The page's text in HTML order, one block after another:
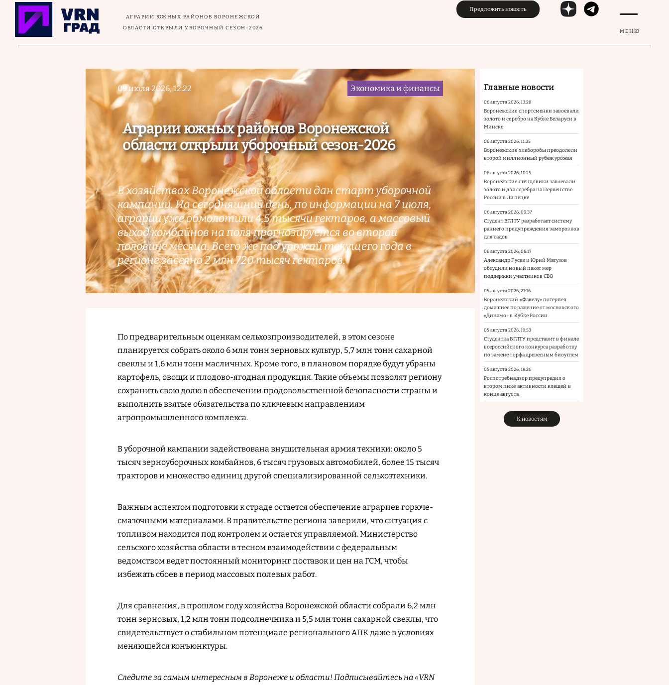
Перейти к основному содержанию
МЕНЮ
АГРАРИИ ЮЖНЫХ РАЙОНОВ ВОРОНЕЖСКОЙ
ОБЛАСТИ ОТКРЫЛИ УБОРОЧНЫЙ СЕЗОН-2026
Предложить новость
09 июля 2026, 12:22 Экономика и финансы
Аграрии южных районов Воронежской
области открыли уборочный сезон-2026
В хозяйствах Воронежской области дан старт уборочной
кампании. На сегодняшний день, по информации на 7 июля,
аграрии уже обмолотили 4,5 тысячи гектаров, а массовый
выход комбайнов на поля прогнозируется во второй
половине месяца. Всего же под урожай текущего года в
регионе засеяно 2 млн 720 тысяч гектаров.
По предварительным оценкам сельхозпроизводителей, в этом сезоне
планируется собрать около 6 млн тонн зерновых культур, 5,7 млн тонн сахарной
свеклы и 1,6 млн тонн масличных. Кроме того, в плановом порядке будут убраны
картофель, овощи и плодово-ягодная продукция. Такие объемы позволят региону
сохранить свою долю в обеспечении продовольственной безопасности страны и
выполнить взятые обязательства по ключевым направлениям
агропромышленного комплекса.
В уборочной кампании задействована внушительная армия техники: около 5
тысяч зерноуборочных комбайнов, 6 тысяч грузовых автомобилей, более 15 тысяч
тракторов и множество единиц другой специализированной сельхозтехники.
Важным аспектом подготовки к страде остается обеспечение аграриев горюче-
смазочными материалами. В правительстве региона заверили, что ситуация с
топливом находится под контролем и остается управляемой. Министерство
сельского хозяйства области в тесном взаимодействии с федеральным
ведомством ведет постоянный мониторинг поставок и цен на ГСМ, чтобы
избежать сбоев в период массовых полевых работ.
Для сравнения, в прошлом году хозяйства Воронежской области собрали 6,2 млн
тонн зерновых, 1,2 млн тонн подсолнечника и 5,5 млн тонн сахарной свеклы, что
свидетельствует о стабильном потенциале регионального АПК даже в условиях
меняющейся конъюнктуры.
Следите за самым интересным в Воронеже и области! Подписывайтесь на «VRN
Главные новости
06 августа 2026, 13:28
Воронежские спортсменки завоевали
золото и серебро на Кубке Беларуси в
Минске
06 августа 2026, 11:35
Воронежские хлеборобы преодолели
второй миллионный рубеж урожая
06 августа 2026, 10:25
Воронежские стендовики завоевали
золото и два серебра на Первенстве
России в Липецке
06 августа 2026, 09:37
Студент ВГЛТУ разработает систему
раннего предупреждения заморозков
для садов
06 августа 2026, 08:17
Александр Гусев и Юрий Матузов
обсудили новый пакет мер
поддержки участников СВО
05 августа 2026, 21:16
Воронежский «Факелу» потерпел
домашнее поражение от московского
«Динамо» в Кубке России
05 августа 2026, 19:53
Студентка ВГЛТУ представит в финале
всероссийского конкурса разработку
по замене торфа древесным биоуглем
05 августа 2026, 18:26
Роспотребнадзор предупредил о
втором пике активности клещей в
конце августа
К новостям